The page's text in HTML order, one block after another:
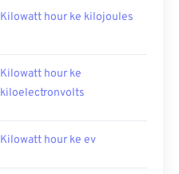
Kilowatt hour ke kilojoules
Kilowatt hour ke
kiloelectronvolts
Kilowatt hour ke ev